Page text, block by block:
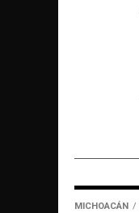
MICHOACÁN